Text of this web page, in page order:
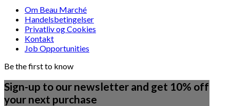
Om Beau Marché
Handelsbetingelser
Privatliv og Cookies
Kontakt
Job Opportunities
Be the first to know
Sign-up to our newsletter and get 10% off
your next purchase